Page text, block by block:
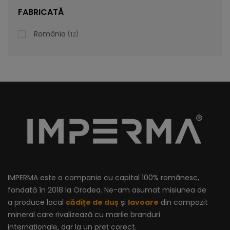
De la996,47
FABRICATĂ
România 12
IMPERMA este o companie cu capital 100% românesc,
fondată în 2018 la Oradea. Ne-am asumat misiunea de
a produce local cădițe de duș și lavoare din compozit
mineral care rivalizează cu marile branduri
internaționale, dar la un preț corect.